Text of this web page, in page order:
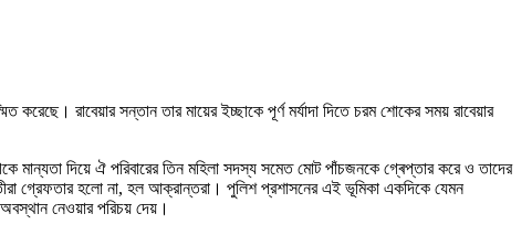
রাবেয়ার সন্তান তার মায়ের ইচ্ছাকে পূর্ণ মর্যাদা দিতে চরম শোকের সময় রাবেয়ার
দিয়ে ঐ পরিবারের তিন মহিলা সদস্য সমেত মোট পাঁচজনকে গ্ৰেপ্তার করে ও তাদের
গ্রেফতার হলো না, হল আক্রান্তরা। পুলিশ প্রশাসনের এই ভূমিকা একদিকে যেমন
নেওয়ার পরিচয় দেয়।